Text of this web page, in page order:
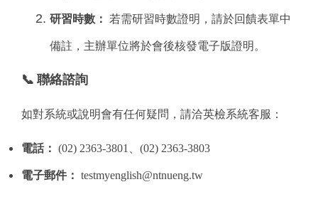
研習時數： 若需研習時數證明，請於回饋表單中
備註，主辦單位將於會後核發電子版證明。
📞 聯絡諮詢
如對系統或說明會有任何疑問，請洽英檢系統客服：
電話： (02) 2363-3801 、(02) 2363-3803
電子郵件： testmyenglish@ntnueng.tw